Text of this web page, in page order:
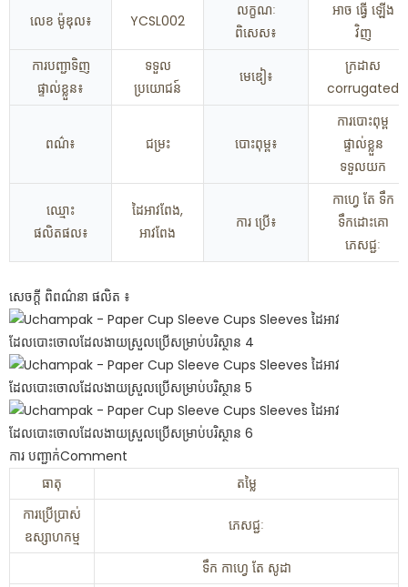
លេខ ម៉ូឌុល៖ YCSL002
លក្ខណៈ
ពិសេស៖
អាច ធ្វើ ឡើង
វិញ
ការបញ្ជាទិញ
ផ្ទាល់ខ្លួន៖
ទទួល
ប្រយោជន៍
មេឌៀ៖
ក្រដាស
corrugated
ពណ៌៖ ជម្រះ បោះពុម្ព៖
ការបោះពុម្ព
ផ្ទាល់ខ្លួន
ទទួលយក
ឈ្មោះ​
ផលិតផល៖
ដៃអាវពែង,
អាវពែង
ការ ប្រើ៖
កាហ្វេ តែ ទឹក
ទឹកដោះគោ
ភេសជ្ជៈ
សេចក្ដី ពិពណ៌នា ផលិត ៖
ការ បញ្ជាក់Comment
ធាតុ
តម្លៃ
ការប្រើប្រាស់
ឧស្សាហកម្ម
ភេសជ្ជៈ
ទឹក កាហ្វេ តែ សូដា